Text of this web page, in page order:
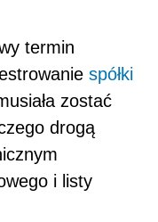
termin
spółki
zostać
drogą
i listy